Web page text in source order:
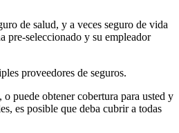
de salud, y a veces seguro de vida
pre-seleccionado y su empleador
proveedores de seguros.
puede obtener cobertura para usted y
es posible que deba cubrir a todas